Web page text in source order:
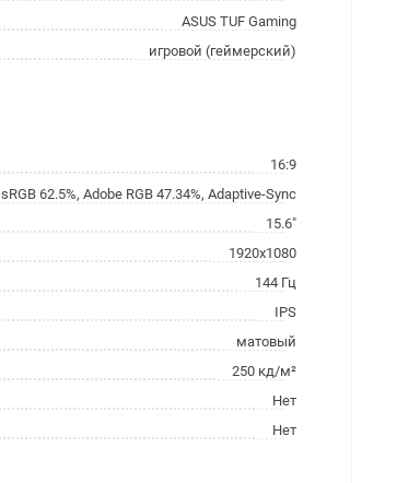
ASUS TUF Gaming
игровой (геймерский)
16:9
sRGB 62.5%, Adobe RGB 47.34%, Adaptive-Sync
15.6"
1920x1080
144 Гц
IPS
матовый
250 кд/м²
Нет
Нет